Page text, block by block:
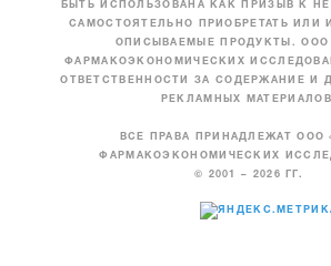
БЫТЬ ИСПОЛЬЗОВАНА КАК ПРИЗЫВ К
САМОСТОЯТЕЛЬНО ПРИОБРЕТАТЬ ИЛИ
ОПИСЫВАЕМЫЕ ПРОДУКТЫ. ООО
ФАРМАКОЭКОНОМИЧЕСКИХ
ОТВЕТСТВЕННОСТИ ЗА СОДЕРЖАНИЕ И
РЕКЛАМНЫХ
ВСЕ ПРАВА ПРИНАДЛЕЖАТ ООО
ФАРМАКОЭКОНОМИЧЕСКИХ
© 2001 – 2026 ГГ.